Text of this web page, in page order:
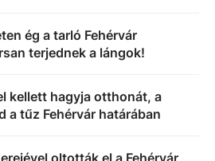
ég a tarló Fehérvár
terjednek a lángok!
kellett hagyja otthonát, a
a tűz Fehérvár határában
oltották el a Fehérvár